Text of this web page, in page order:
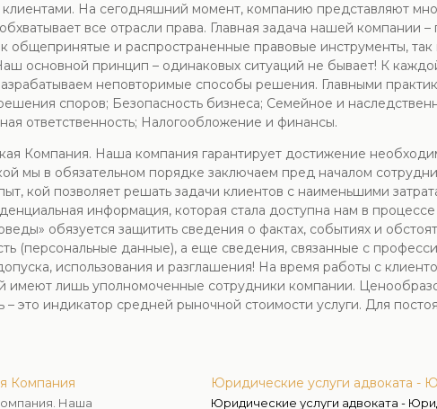
На сегодняшний момент, компанию представляют
все отрасли права. Главная задача нашей компании
общепринятые и распространенные правовые инструменты,
основной принцип – одинаковых ситуаций не бывает! К
неповторимые способы решения. Главными
споров; Безопасность бизнеса; Семейное и
ответственность; Налогообложение и финансы.
Компания. Наша компания гарантирует достижение
мы в обязательном порядке заключаем пред началом
кой позволяет решать задачи клиентов с наименьшими
информация, которая стала доступна нам в
обязуется защитить сведения о фактах, событиях и
(персональные данные), а еще сведения, связанные с
использования и разглашения! На время работы с
имеют лишь уполномоченные сотрудники компании.
это индикатор средней рыночной стоимости услуги. Для
Компания
Наша
Юридические услуги адвоката -
Юридические услуги адвоката -